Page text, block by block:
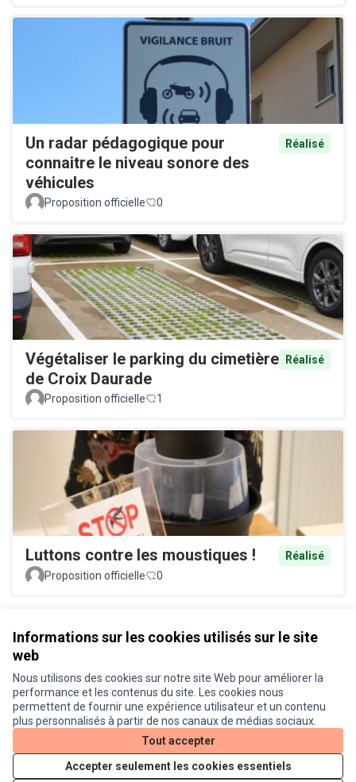
Informations sur les cookies utilisés sur le site
web
Nous utilisons des cookies sur notre site Web pour améliorer la
performance et les contenus du site. Les cookies nous
permettent de fournir une expérience utilisateur et un contenu
plus personnalisés à partir de nos canaux de médias sociaux.
Tout accepter
Accepter seulement les cookies essentiels
Un radar pédagogique pour
connaitre le niveau sonore des
véhicules
Réalisé
Proposition officielle 0
Végétaliser le parking du cimetière
de Croix Daurade
Réalisé
Proposition officielle 1
Luttons contre les moustiques !
Réalisé
Proposition officielle
0
Conditions d'utilisation
Paramètres des cookies
Je participe ! sur X
(Lien externe)
Je participe ! sur Facebook
Je participe ! sur Instagram